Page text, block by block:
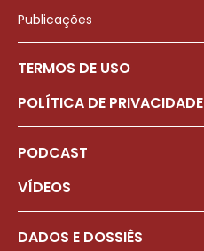
Publicações
TERMOS DE USO
POLÍTICA DE PRIVACIDADE
PODCAST
VÍDEOS
DADOS E DOSSIÊS